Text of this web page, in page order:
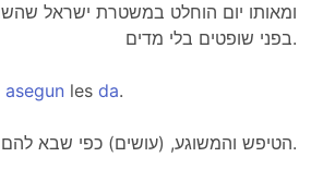
ומאותו יום הוחלט במשטרת ישראל
בפני שופטים בלי מדים.
asegun les da.
הטיפש והמשוגע, (עושים) כפי שבא להם.